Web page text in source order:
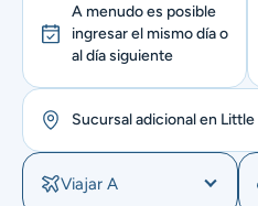
A menudo es posible
ingresar el mismo día o
al día siguiente
Sucursal adicional en Little
Viajar A